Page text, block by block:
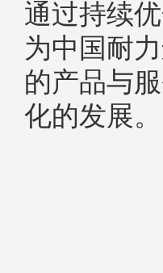
通过持续
为中国耐
的产品与
化的发展。